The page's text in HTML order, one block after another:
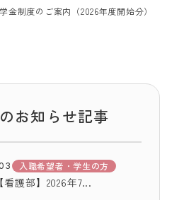
金制度のご案内（2026年度開始分）
お知らせ記事
入職希望者・学生の方
看護部】2026年7...